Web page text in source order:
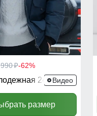
p-62%
2409TS
Видео
размер